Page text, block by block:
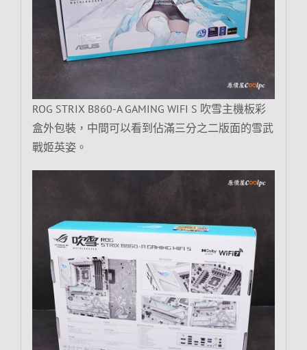
ROG STRIX B860-A GAMING WIFI S 吹雪主機板彩
盒外包裝，中間可以看到佔滿三分之二版面的雪武
戰姬英姿。